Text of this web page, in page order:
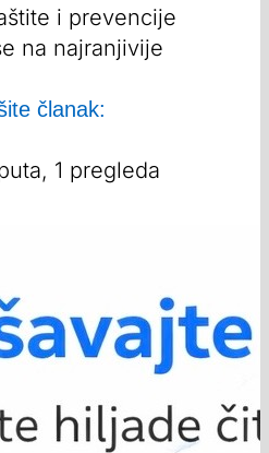
i prevencije
na najranjivije
članak:
1 pregleda